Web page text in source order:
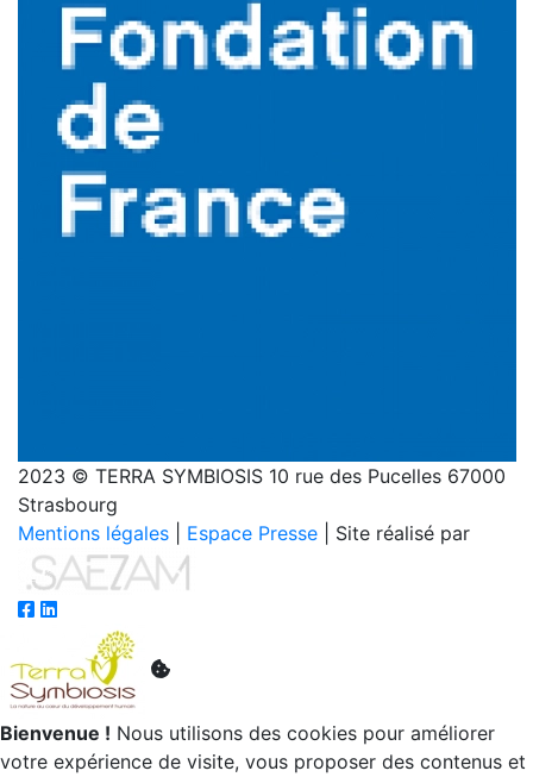
2023 © TERRA SYMBIOSIS 10 rue des Pucelles 67000
Strasbourg
Mentions légales
Espace Presse | Site réalisé par
Bienvenue ! Nous utilisons des cookies pour améliorer
votre expérience de visite, vous proposer des contenus et